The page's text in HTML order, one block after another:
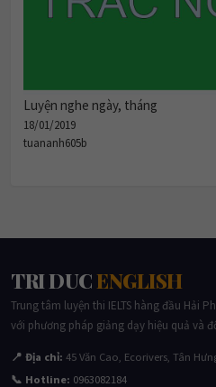
Luyện nghe ngày, tháng
18/01/2019
tuananh605b
TRI DUCENGLISH
Trung tâm luyện thi IELTS hàng đầu Hải
với phương pháp giảng dạy hiệu quả và
📍 Địa chỉ: 45 Văn Cao, Ecorivers, Tân
📞 Hotline: 0963082184